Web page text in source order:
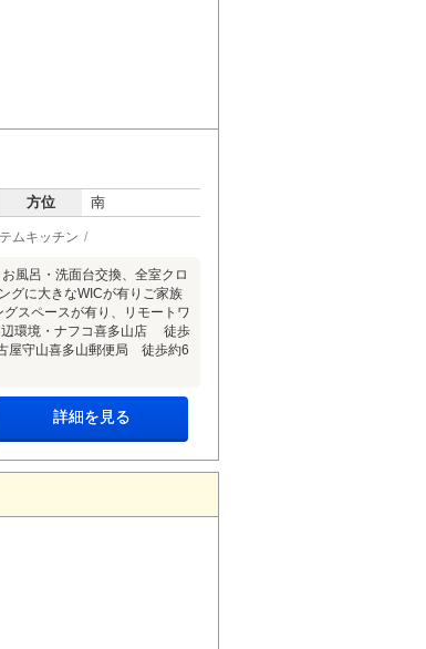
方位 南
ムキッチン
風呂・洗面台交換、全室クロ
グに大きなWICが有りご家族
スペースが有り、リモートワ
辺環境・ナフコ喜多山店 徒歩
屋守山喜多山郵便局 徒歩約6
詳細を見る